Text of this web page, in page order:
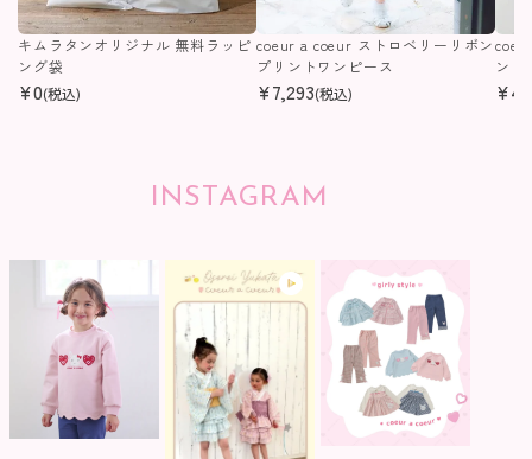
キムラタンオリジナル 無料ラッピ
ング袋
¥0(税込)
coeur a coeur ストロベリーリボン
プリントワンピース
¥7,293(税込)
ンピ
¥
INSTAGRAM